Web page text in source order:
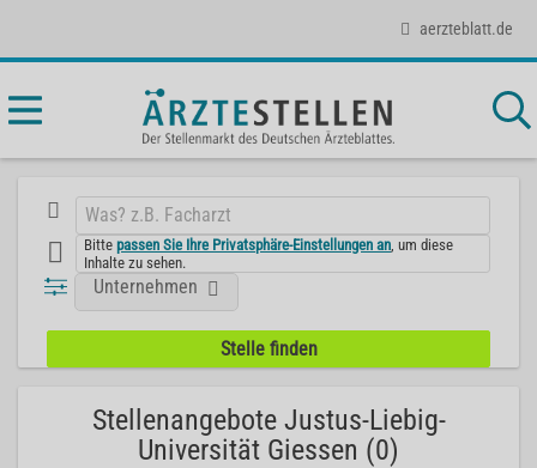
aerzteblatt.de
Bittepassen Sie Ihre Privatsphäre-Einstellungen an , um diese
Inhalte zu sehen.
Unternehmen
Stellenangebote Justus-Liebig-
Universität Giessen (0)